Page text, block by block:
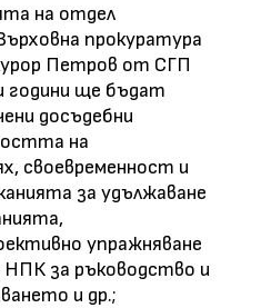
на отдел
прокуратура
Петров от СГП
години ще бъдат
досъдебни
на
своевременност и
за удължаване
упражняване
за ръководство и
и др.;